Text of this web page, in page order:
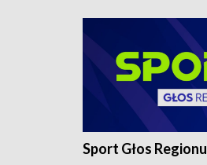
Sport Głos Regionu